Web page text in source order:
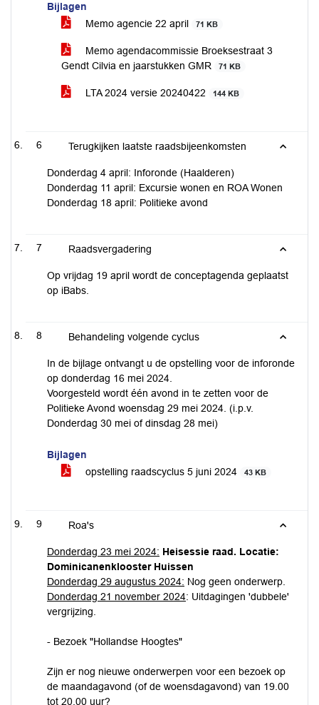
Bijlagen
Memo agencie 22 april
71 KB
Memo agendacommissie Broeksestraat 3
Gendt Cilvia en jaarstukken GMR
71 KB
LTA 2024 versie 20240422 144 KB
6 Terugkijken laatste raadsbijeenkomsten
Donderdag 4 april: Inforonde (Haalderen)
Donderdag 11 april: Excursie wonen en ROA Wonen
Donderdag 18 april: Politieke avond
7 Raadsvergadering
Op vrijdag 19 april wordt de conceptagenda geplaatst
op iBabs.
8 Behandeling volgende cyclus
In de bijlage ontvangt u de opstelling voor de inforonde
op donderdag 16 mei 2024.
Voorgesteld wordt één avond in te zetten voor de
Politieke Avond woensdag 29 mei 2024. (i.p.v.
Donderdag 30 mei of dinsdag 28 mei)
Bijlagen
opstelling raadscyclus 5 juni 2024
43 KB
9 Roa's
Donderdag 23 mei 2024: Heisessie raad. Locatie:
Dominicanenklooster Huissen
Donderdag 29 augustus 2024: Nog geen onderwerp.
Donderdag 21 november 2024: Uitdagingen 'dubbele'
vergrijzing.
- Bezoek "Hollandse Hoogtes"
Zijn er nog nieuwe onderwerpen voor een bezoek op
de maandagavond (of de woensdagavond) van 19.00
tot 20.00 uur?